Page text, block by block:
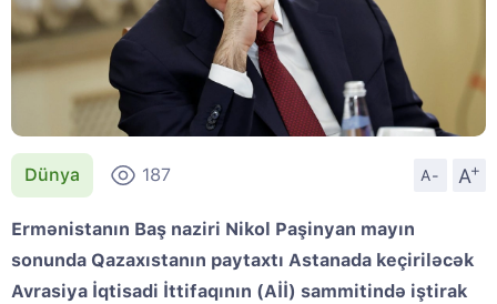
Dünya 187 A- A
+
Ermənistanın Baş naziri Nikol Paşinyan mayın
sonunda Qazaxıstanın paytaxtı Astanada keçiriləcək
Avrasiya İqtisadi İttifaqının (Aİİ) sammitində iştirak